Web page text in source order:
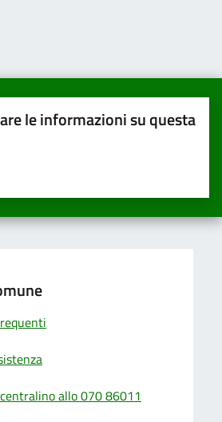
le informazioni su questa
5 stelle su 5
su 5
su 5
5
allo 070 86011